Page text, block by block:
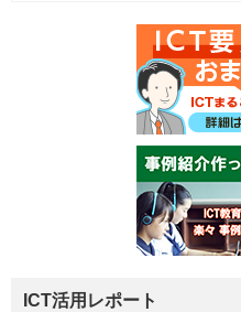
ICT活用レポート